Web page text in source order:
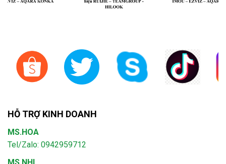
HỖ TRỢ KINH DOANH
MS.HOA
Tel/Zalo: 0942959712